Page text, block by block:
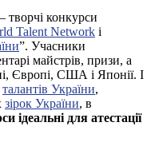
– творчі конкурси
Talent Network і
”. Учасники
майстрів, призи, а
Європі, США і Японії. І
талантів України,
зірок України, в
ідеальні для атестації